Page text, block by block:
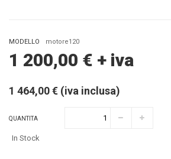
MODELLO motore120
1 200,00 € + iva
1 464,00 € (iva inclusa)
QUANTITA
In Stock